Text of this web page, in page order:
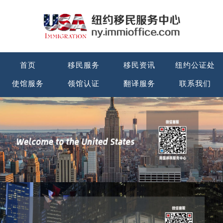
首页 移民服务 移民资讯 纽约公证处
使馆服务 领馆认证 翻译服务 联系我们